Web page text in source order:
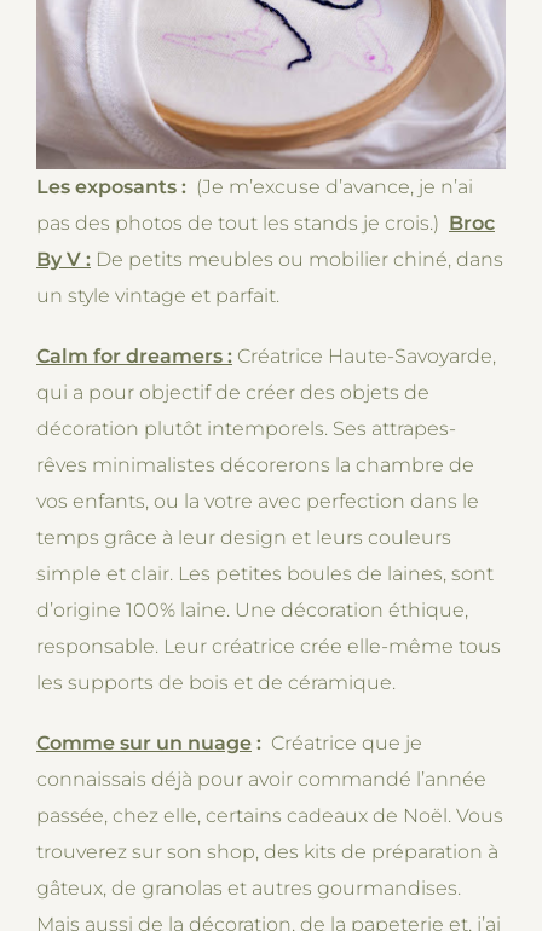
Les exposants : (Je m’excuse d’avance, je n’ai
pas des photos de tout les stands je crois.) Broc
By V : De petits meubles ou mobilier chiné, dans
un style vintage et parfait.
Calm for dreamers : Créatrice Haute-Savoyarde,
qui a pour objectif de créer des objets de
décoration plutôt intemporels. Ses attrapes-
rêves minimalistes décorerons la chambre de
vos enfants, ou la votre avec perfection dans le
temps grâce à leur design et leurs couleurs
simple et clair. Les petites boules de laines, sont
d’origine 100% laine. Une décoration éthique,
responsable. Leur créatrice crée elle-même tous
les supports de bois et de céramique.
Comme sur un nuage : Créatrice que je
connaissais déjà pour avoir commandé l’année
passée, chez elle, certains cadeaux de Noël. Vous
trouverez sur son shop, des kits de préparation à
gâteux, de granolas et autres gourmandises.
Mais aussi de la décoration, de la papeterie et, j’ai